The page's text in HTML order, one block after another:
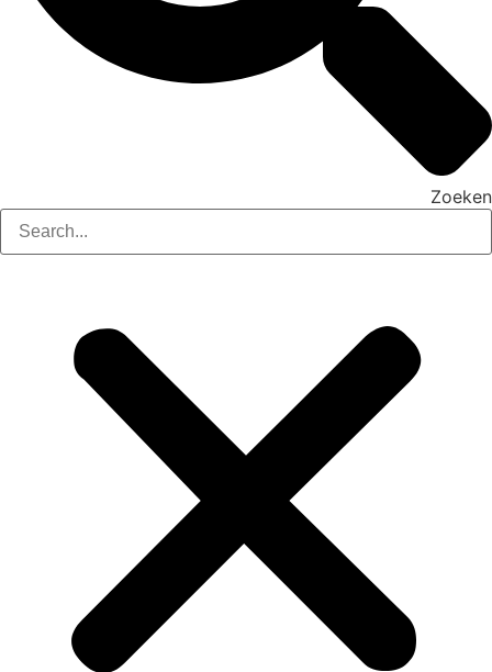
Zoeken